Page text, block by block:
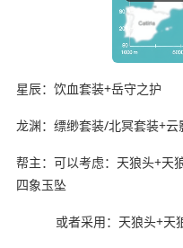
星辰：饮血套装+岳守之护
龙渊：缥缈套装/北冥套装+
帮主：可以考虑：天狼头+天
四象玉坠
或者采用：天狼头+天狼